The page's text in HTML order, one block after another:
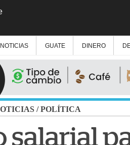
NOTICIAS GUATE DINERO
/POLÍTICA